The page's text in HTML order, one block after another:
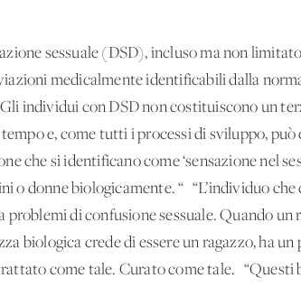
sessuale (DSD), incluso ma non
medicalmente identificabili dalla
individui con DSD non costituiscono un
e, come tutti i processi di sviluppo, può
che si identificano come ‘sensazione nel
o donne biologicamente. “ “L’individuo che
di confusione sessuale. Quando
biologica crede di essere un ragazzo, ha
come tale. Curato come tale. “Questi